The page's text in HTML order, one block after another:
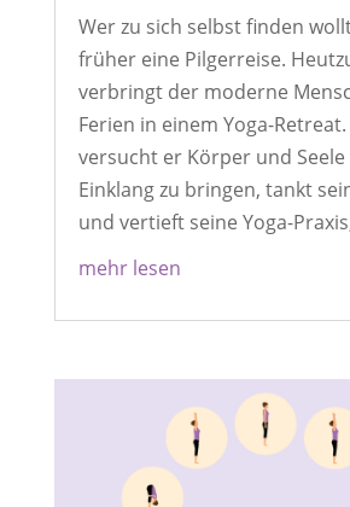
Wer zu sich selbst finden
früher eine Pilgerreise.
verbringt der moderne
Ferien in einem Yoga-
versucht er Körper und
Einklang zu bringen, tankt
und vertieft seine Yoga-
mehr lesen